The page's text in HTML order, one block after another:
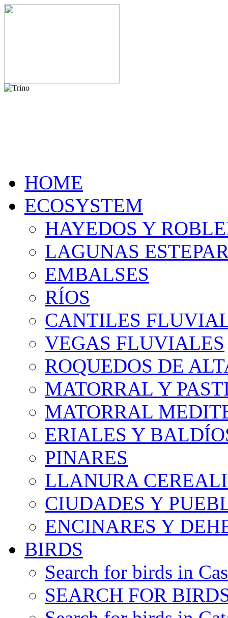
HOME
ECOSYSTEM
HAYEDOS Y
LAGUNAS
EMBALSES
RÍOS
CANTILES
VEGAS FLUVIALES
ROQUEDOS DE
MATORRAL Y
MATORRAL
ERIALES Y
PINARES
LLANURA
CIUDADES Y
ENCINARES Y
BIRDS
Search for birds in
SEARCH FOR